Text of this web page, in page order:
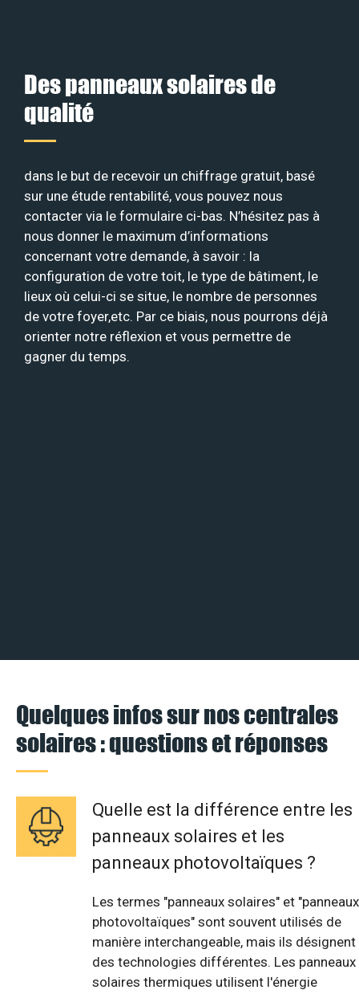
Des panneaux solaires de
qualité
dans le but de recevoir un chiffrage gratuit, basé
sur une étude rentabilité, vous pouvez nous
contacter via le formulaire ci-bas. N’hésitez pas à
nous donner le maximum d’informations
concernant votre demande, à savoir : la
configuration de votre toit, le type de bâtiment, le
lieux où celui-ci se situe, le nombre de personnes
de votre foyer,etc. Par ce biais, nous pourrons déjà
orienter notre réflexion et vous permettre de
gagner du temps.
Quelques infos sur nos centrales
solaires : questions et réponses
Quelle est la différence entre les
panneaux solaires et les
panneaux photovoltaïques ?
Les termes "panneaux solaires" et "panneaux
photovoltaïques" sont souvent utilisés de
manière interchangeable, mais ils désignent
des technologies différentes. Les panneaux
solaires thermiques utilisent l'énergie